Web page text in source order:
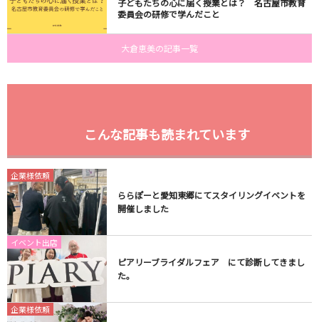
委員会の研修で学んだこと
大倉恵美の記事一覧
こんな記事も読まれています
企業様依頼
ららぽーと愛知東郷にてスタイリングイベントを
開催しました
イベント出店
ピアリーブライダルフェア にて診断してきまし
た。
企業様依頼